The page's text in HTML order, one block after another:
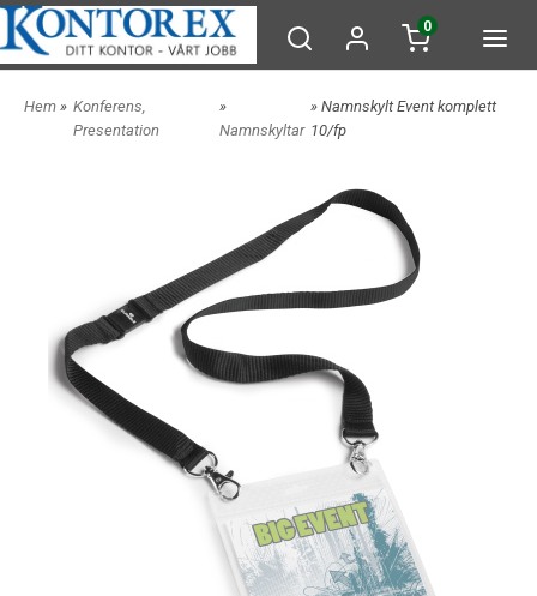
0
Hem » Konferens,
Presentation
»
Namnskyltar
» Namnskylt Event komplett
10/fp